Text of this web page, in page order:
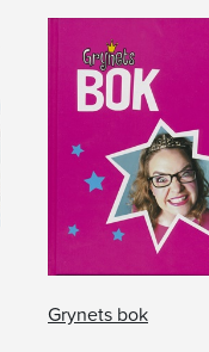
Grynets bok